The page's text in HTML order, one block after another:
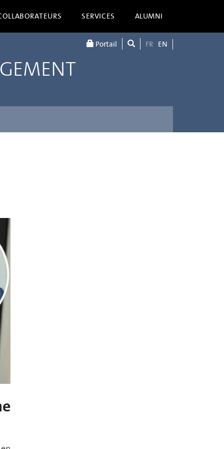
SERVICES ALUMNI
Portail FR EN